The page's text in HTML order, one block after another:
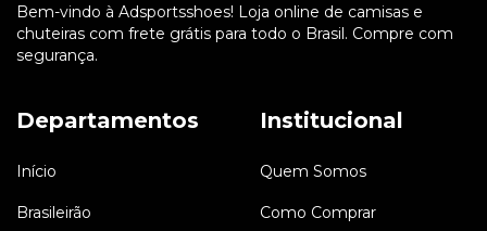
Bem-vindo à Adsportsshoes! Loja online de camisas e
chuteiras com frete grátis para todo o Brasil. Compre com
segurança.
Departamentos
Início
Brasileirão
Institucional
Quem Somos
Como Comprar